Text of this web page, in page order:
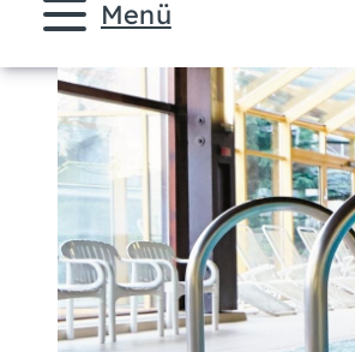
Menü